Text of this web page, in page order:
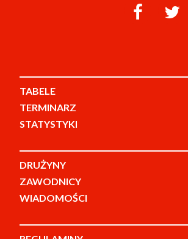
TABELE
TERMINARZ
STATYSTYKI
DRUŻYNY
ZAWODNICY
WIADOMOŚCI